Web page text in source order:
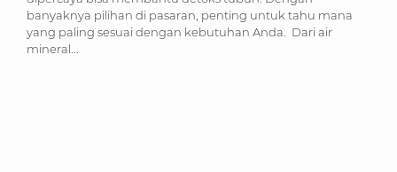
banyaknya pilihan di pasaran, penting untuk tahu mana
yang paling sesuai dengan kebutuhan Anda. Dari air
mineral...